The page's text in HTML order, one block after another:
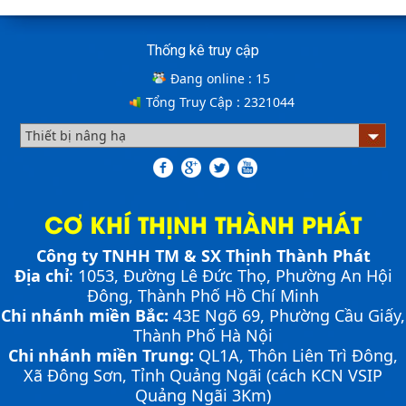
MINI DOCK LEVELLER
PHƯƠNG PHÁP DI CHUYỂN CẦU XE NÂNG
CONTAINER
Cầu xe nâng là cầu nối tạo độ dốc để xe nâng có thể di
chuyển từ mặt đất lên container nhằm đóng và rút
hàng một cách nhanh chóng, an toàn, hiệu quả. Việc
PHƯƠNG PHÁP ĐÓNG HÀNG LÊN
CONTAINER
Chia sẻ bí quyết và phương pháp đóng hàng lên
container một cách hiệu quả nhất
Cầu container - Giải pháp nâng dỡ hàng
container an toàn, hiệu quả
Cầu xe nâng tên tiếng anh là gì? | Cầu xe nâng
THỊNH THÀNH PHÁT
Thống kê truy cập
Đang online : 15
Tổng Truy Cập : 2321044
CƠ KHÍ THỊNH THÀNH PHÁT
Công ty TNHH TM & SX Thịnh Thành Phát
Địa chỉ: 1053, Đường Lê Đức Thọ, Phường An Hội
Đông, Thành Phố Hồ Chí Minh
Chi nhánh miền Bắc: 43E Ngõ 69, Phường Cầu Giấy,
Thành Phố Hà Nội
Chi nhánh miền Trung: QL1A, Thôn Liên Trì Đông,
Xã Đông Sơn, Tỉnh Quảng Ngãi (cách KCN VSIP
Quảng Ngãi 3Km)